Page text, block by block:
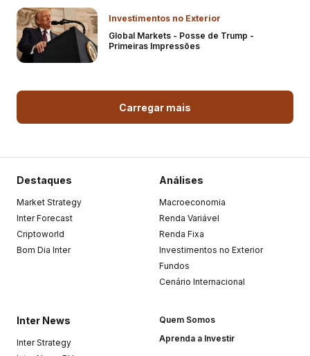
Investimentos no Exterior
Global Markets - Posse de Trump -
Primeiras Impressões
Carregar mais
Destaques
Market Strategy
Inter Forecast
Criptoworld
Bom Dia Inter
Análises
Macroeconomia
Renda Variável
Renda Fixa
Investimentos no Exterior
Fundos
Cenário Internacional
Inter News
Inter Strategy
Quem Somos
Aprenda a Investir